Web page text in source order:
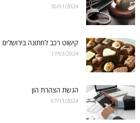
30/01/2024
קישוט רכב לחתונה בירושלים
17/03/2024
הגשת הצהרת הון
07/11/2024